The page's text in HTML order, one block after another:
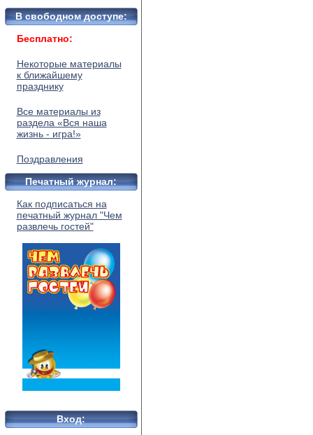
В свободном доступе:
Бесплатно:
Некоторые материалы
к ближайшему
празднику
Все материалы из
раздела «Вся наша
жизнь - игра!»
Поздравления
Печатный журнал:
Как подписаться на
печатный журнал "Чем
развлечь гостей"
Вход: